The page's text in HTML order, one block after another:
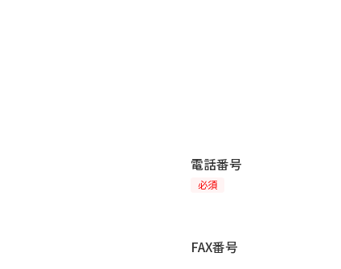
電話番号
必須
FAX番号